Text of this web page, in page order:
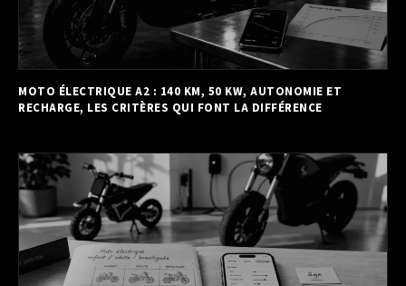
MOTO ÉLECTRIQUE A2 : 140 KM, 50 KW, AUTONOMIE ET
RECHARGE, LES CRITÈRES QUI FONT LA DIFFÉRENCE